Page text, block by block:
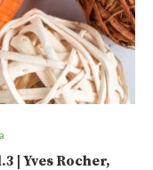
| Yves Rocher,